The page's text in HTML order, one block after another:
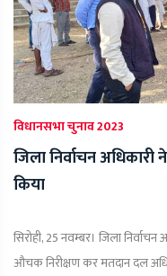
विधानसभा चुनाव 2023
जिला निर्वाचन
किया
सिरोही, 25 नवम्बर। जिला
औचक निरीक्षण कर मतदान दल